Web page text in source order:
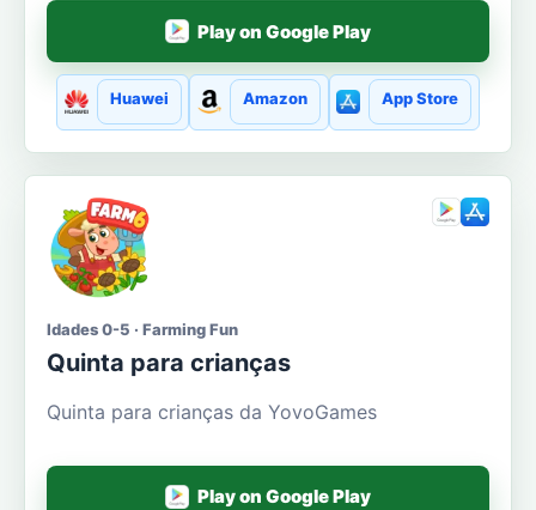
Play on Google Play
Huawei Amazon App Store
Idades 0-5 · Farming Fun
Quinta para crianças
Quinta para crianças da YovoGames
Play on Google Play